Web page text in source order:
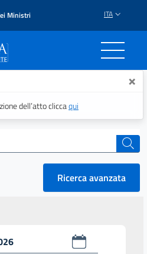
Ministri ITA
Il portale ×
dell’atto cliccaqui
cerca
Ricerca avanzata